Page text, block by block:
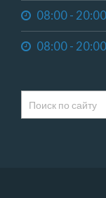
08:00 -
08:00 -